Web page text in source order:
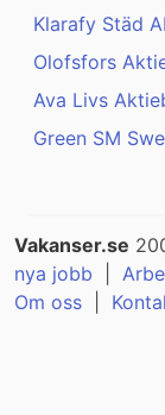
Klarafy Städ
Olofsfors
Ava Livs
Green SM
Vakanser.se
nya jobb
Om oss